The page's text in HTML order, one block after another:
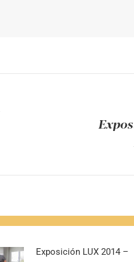
Publicación
Exposición LUX 2014 –